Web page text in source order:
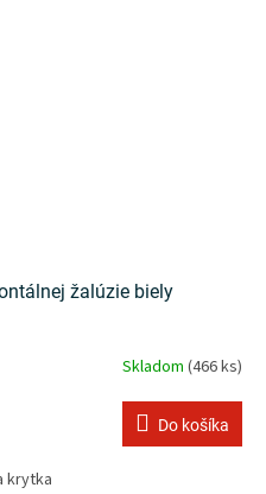
žalúzie biely
Skladom (466 ks)
Do košíka
krytka